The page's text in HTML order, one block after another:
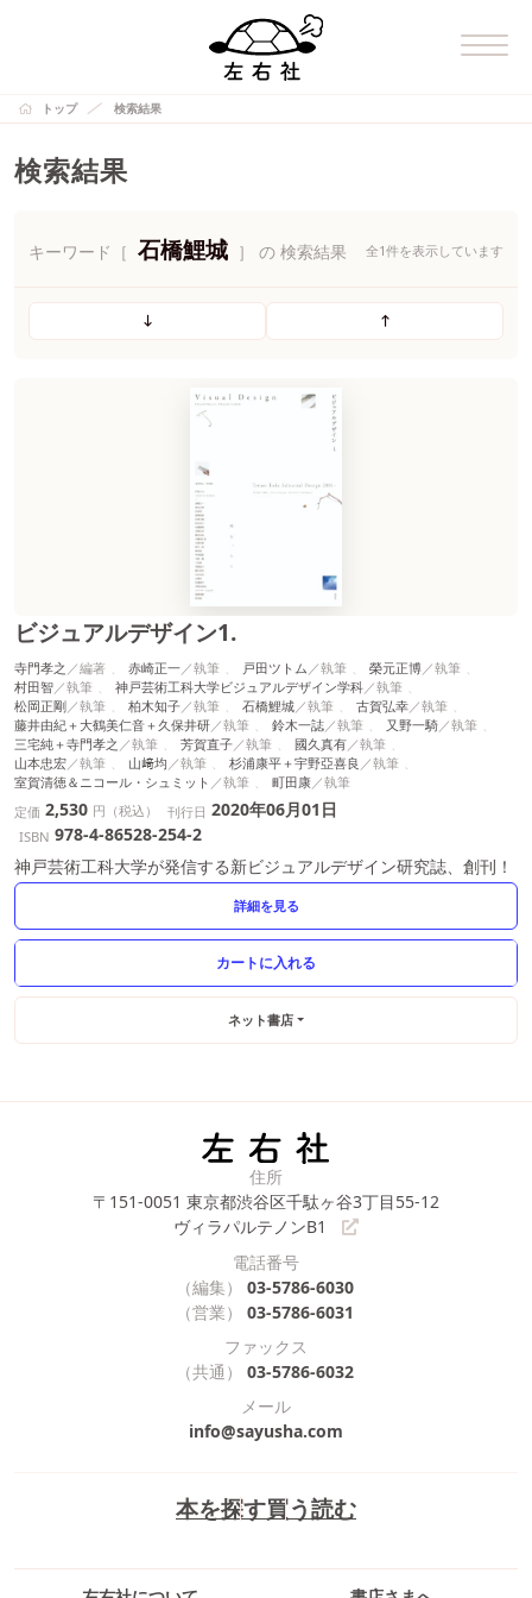
トップ 検索結果
検索結果
キーワード［ 石橋鯉城 ］ の 検索結果 全1件を表示しています
ビジュアルデザイン1.
寺門孝之 赤崎正一 戸田ツトム
榮元正博
村田智
神戸芸術工科大学ビジュアルデザイン学科
松岡正剛
柏木知子 石橋鯉城
古賀弘幸
藤井由紀＋大鶴美仁音＋久保井研
鈴木一誌
又野一騎
三宅純＋寺門孝之
芳賀直子
國久真有
山本忠宏
山﨑均
杉浦康平＋宇野亞喜良
室賀清徳＆ニコール・シュミット
町田康
定価 2,530 円（税込） 刊行日 2020年06月01日
ISBN 978-4-86528-254-2
神戸芸術工科大学が発信する新ビジュアルデザイン研究誌、創刊！
詳細を見る
ネット書店
本を探す買う読む
住所
〒151-0051 東京都渋谷区千駄ヶ谷3丁目55-12
ヴィラパルテノンB1
電話番号
（編集）
03-5786-6030
（営業）
03-5786-6031
ファックス
（共通）
03-5786-6032
メール
info@sayusha.com